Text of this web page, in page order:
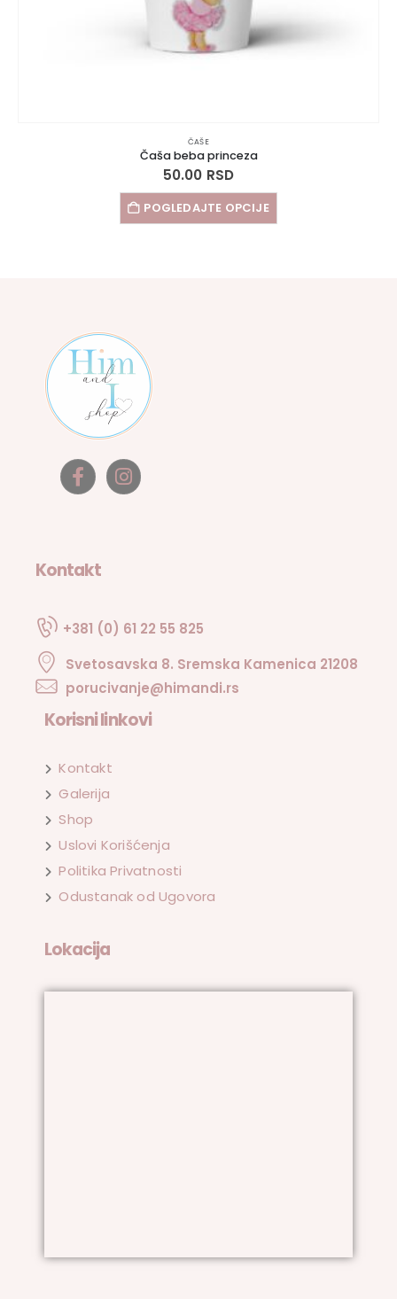
ČAŠE
Čaša beba princeza
50.00 RSD
POGLEDAJTE OPCIJE
Kontakt
+381 (0) 61 22 55 825
Svetosavska 8. Sremska Kamenica 21208
porucivanje@himandi.rs
Korisni linkovi
Kontakt
Galerija
Shop
Uslovi Korišćenja
Politika Privatnosti
Odustanak od Ugovora
Lokacija